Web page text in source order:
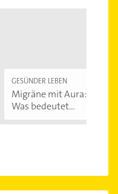
GESÜNDER LEBEN
Migräne mit Aura:
Was bedeutet...